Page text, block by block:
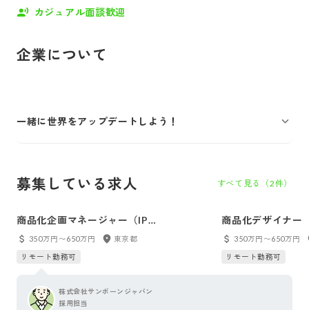
カジュアル面談歓迎
企業について
一緒に世界をアップデートしよう！
募集している求人 すべて見る（2件）
商品化企画マネージャー（IP
Merchandising Planning Manager）
350万円〜650万円
東京都
リモート勤務可
商品化デザイナー
Merchandise
350万円〜650万円
リモート勤務可
株式会社サンボーンジャパン
採用担当